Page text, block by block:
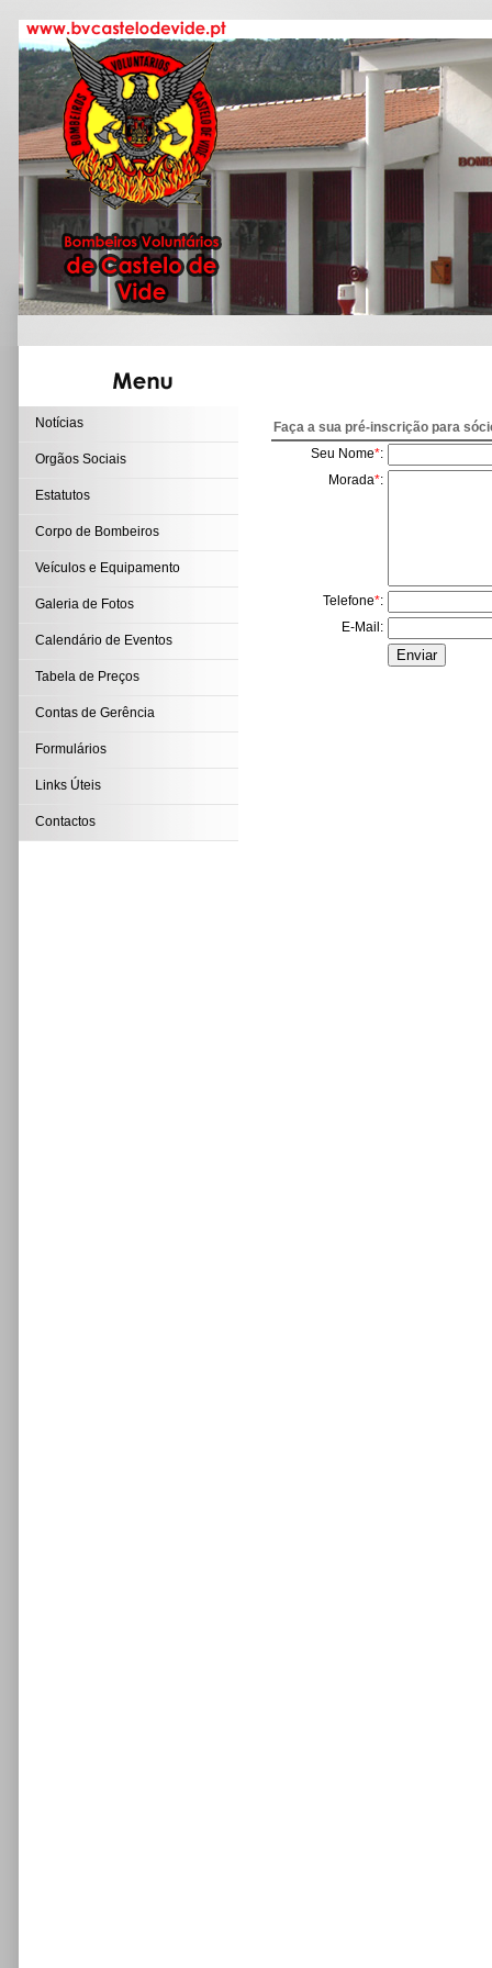
Notícias
Orgãos Sociais
Estatutos
Corpo de Bombeiros
Veículos e Equipamento
Galeria de Fotos
Calendário de Eventos
Tabela de Preços
Contas de Gerência
Formulários
Links Úteis
Contactos
Faça a sua pré-inscrição para
Seu Nome*:
Morada*:
Telefone*:
E-Mail :